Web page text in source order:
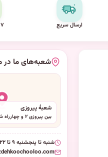
ارسال سریع ۷ روز بازگشت
شعبه‌های ما
شعبهٔ پیروزی
بین پیروزی ۲ و چهارراه شهید کاوه، پلاک ۹۸
شنبه تا پنجشنبه ۹ تا ۲۲ یکسره · جمعه‌ها ۱۰ تا ۱۴ و ۱۶ تا ۲۱